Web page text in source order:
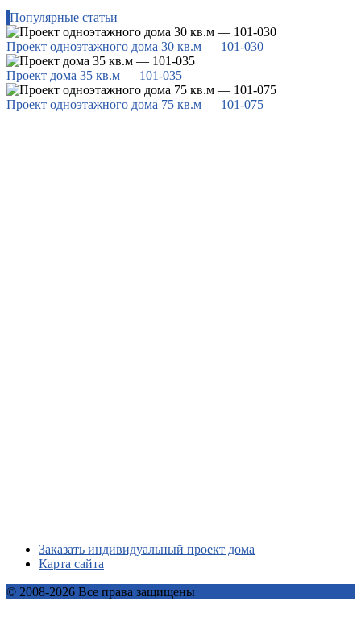
Популярные статьи
Проект одноэтажного дома 30 кв.м — 101-030
Проект дома 35 кв.м — 101-035
Проект одноэтажного дома 75 кв.м — 101-075
Заказать индивидуальный проект дома
Карта сайта
© 2008-2026 Все права защищены